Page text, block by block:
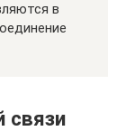
в
связи